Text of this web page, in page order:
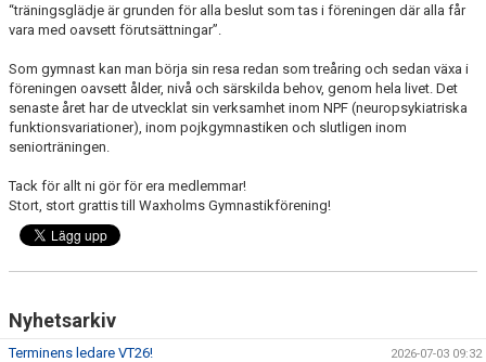
“träningsglädje är grunden för alla beslut som tas i föreningen där alla får
vara med oavsett förutsättningar”.
Som gymnast kan man börja sin resa redan som treåring och sedan växa i
föreningen oavsett ålder, nivå och särskilda behov, genom hela livet. Det
senaste året har de utvecklat sin verksamhet inom NPF (neuropsykiatriska
funktionsvariationer), inom pojkgymnastiken och slutligen inom
seniorträningen.
Tack för allt ni gör för era medlemmar!
Stort, stort grattis till Waxholms Gymnastikförening!
Nyhetsarkiv
Terminens ledare VT26! 2026-07-03 09:32